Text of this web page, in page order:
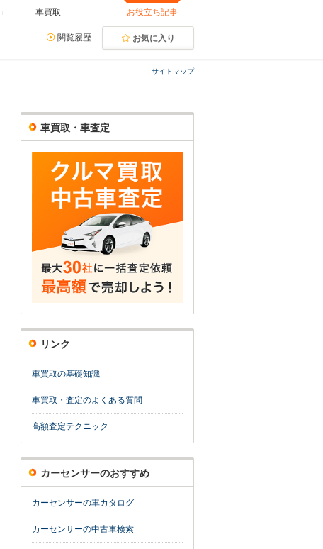
車買取 お役立ち記事
閲覧履歴 お気に入り
サイトマップ
車買取・車査定
リンク
車買取の基礎知識
車買取・査定のよくある質問
高額査定テクニック
カーセンサーのおすすめ
カーセンサーの車カタログ
カーセンサーの中古車検索